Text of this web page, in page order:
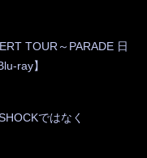
TOUR～PARADE 日
ray】
ではなく